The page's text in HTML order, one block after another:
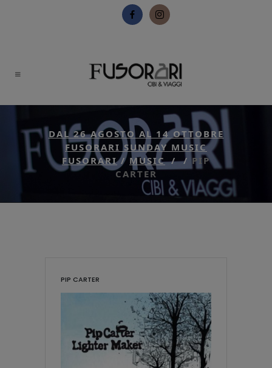
DAL 26 AGOSTO AL 14 OTTOBRE
FUSORARI SUNDAY MUSIC
FUSORARI/ MUSIC // PIP
CARTER
PIP CARTER